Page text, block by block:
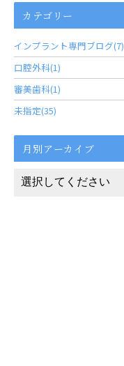
カテゴリー
インプラント専門ブログ(7)
口腔外科(1)
審美歯科(1)
未指定(35)
月別アーカイブ